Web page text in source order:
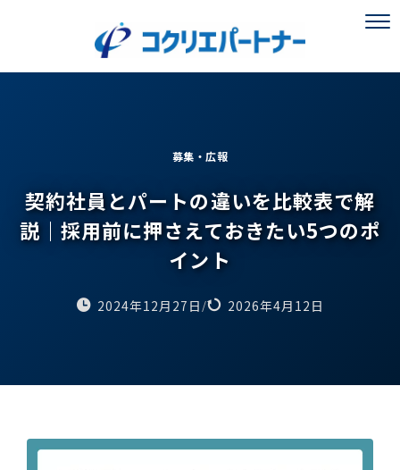
募集・広報
契約社員とパートの違いを比較表で解
説｜採用前に押さえておきたい5つのポ
イント
2024年12月27日 / 2026年4月12日